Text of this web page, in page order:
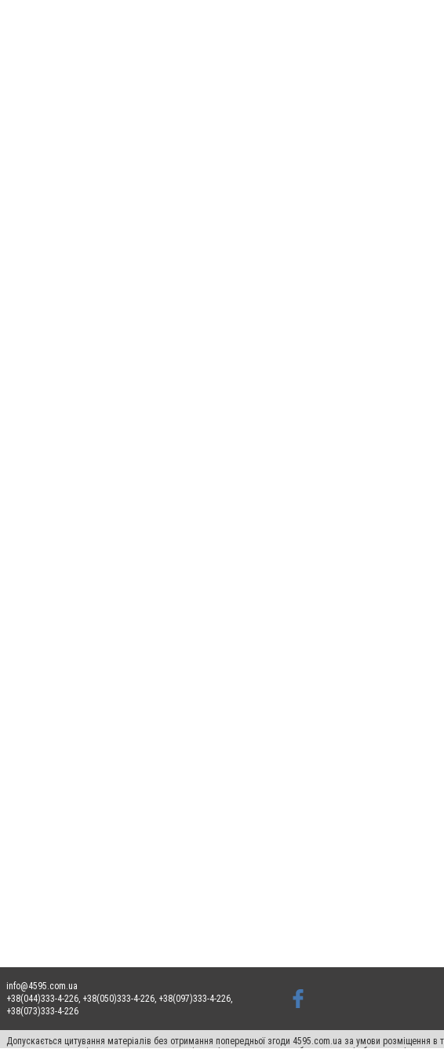
info@4595.com.ua
+38(044)333-4-226, +38(050)333-4-226, +38(097)333-4-226,
+38(073)333-4-226
Допускається цитування матеріалів без отримання попередньої згоди 4595.com.ua за умови розміщення
пошукових систем гіперпосилання на цитовані статті не нижче другого абзацу в тексті або в якості